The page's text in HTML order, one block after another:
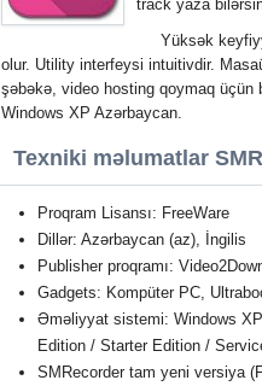
track yaza
Yüksək
olur. Utility interfeysi intuitivdir.
şəbəkə, video hosting qoymaq üçün
Windows XP Azərbaycan.
Texniki məlumatlar
Proqram Lisansı: FreeWare
Dillər: Azərbaycan (az), İngilis
Publisher proqramı:
Gadgets: Kompüter PC,
Əməliyyat sistemi: Windows
Edition / Starter Edition /
SMRecorder tam yeni versiya